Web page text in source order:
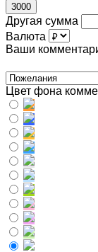
3000
Другая сумма
Валюта
Ваши
Цвет фона